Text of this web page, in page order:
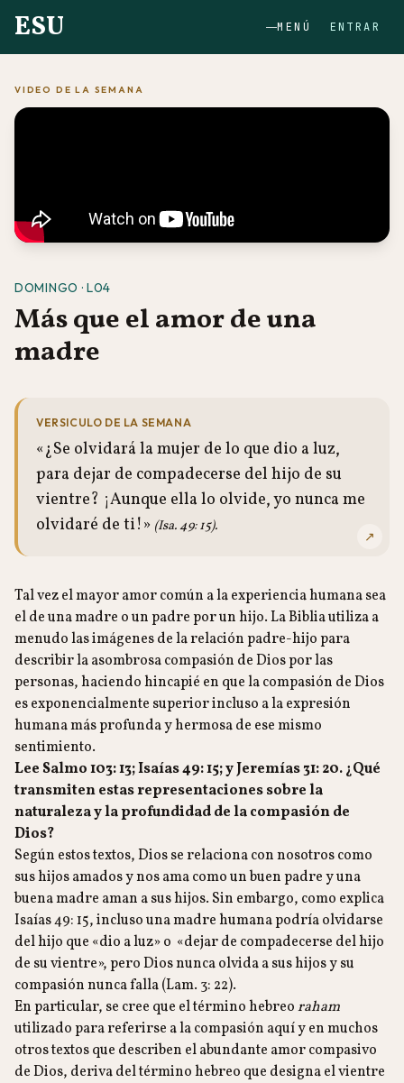
ESU MENÚ ENTRAR
VIDEO DE LA SEMANA
DOMINGO · L04
Más que el amor de una
madre
VERSICULO DE LA SEMANA
«¿Se olvidará la mujer de lo que dio a luz,
para dejar de compadecerse del hijo de su
vientre? ¡Aunque ella lo olvide, yo nunca me
olvidaré de ti!» (Isa. 49: 15).
↗
Tal vez el mayor amor común a la experiencia humana sea
el de una madre o un padre por un hijo. La Biblia utiliza a
menudo las imágenes de la relación padre-hijo para
describir la asombrosa compasión de Dios por las
personas, haciendo hincapié en que la compasión de Dios
es exponencialmente superior incluso a la expresión
humana más profunda y hermosa de ese mismo
sentimiento.
Lee Salmo 103: 13; Isaías 49: 15; y Jeremías 31: 20. ¿Qué
transmiten estas representaciones sobre la
naturaleza y la profundidad de la compasión de
Dios?
Según estos textos, Dios se relaciona con nosotros como
sus hijos amados y nos ama como un buen padre y una
buena madre aman a sus hijos. Sin embargo, como explica
Isaías 49: 15, incluso una madre humana podría olvidarse
del hijo que «dio a luz» o «dejar de compadecerse del hijo
de su vientre», pero Dios nunca olvida a sus hijos y su
compasión nunca falla (Lam. 3: 22).
En particular, se cree que el término hebreoraham
utilizado para referirse a la compasión aquí y en muchos
otros textos que describen el abundante amor compasivo
de Dios, deriva del término hebreo que designa el vientre